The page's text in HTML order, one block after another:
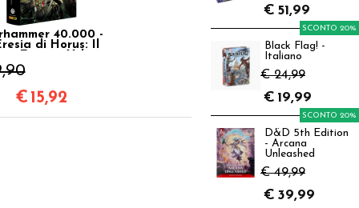
40.000 -
di Horus: Il
€ 15,92
€ 51,99
Black Flag! -
Italiano
€ 24,99
SCONTO 20%
€ 19,99
D&D 5th Edition
- Arcana
Unleashed
€ 49,99
SCONTO 20%
€ 39,99